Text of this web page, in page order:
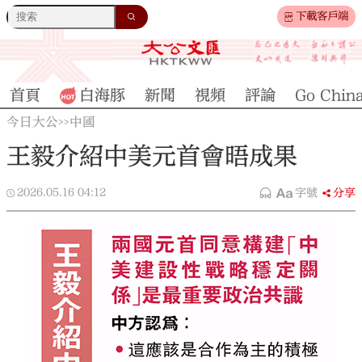
下載客戶端
首頁 白海豚 新聞 視頻 評論 Go
今日大公>>中國
王毅介紹中美元首會晤成果
2026.05.16 04:12 字號 分享